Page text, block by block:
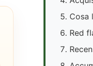
Cosa
Red